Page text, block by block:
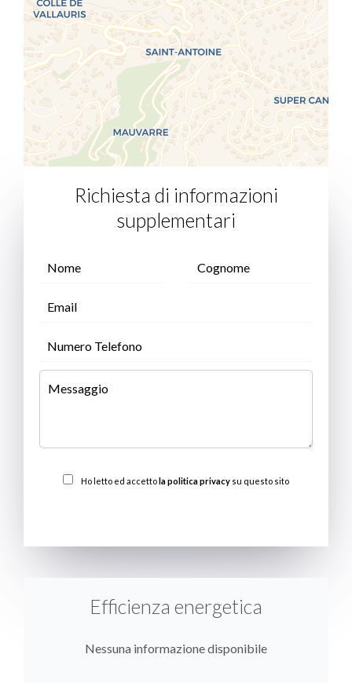
Richiesta di informazioni
supplementari
Ho letto ed accettola politica privacy su questo sito
Efficienza energetica
Nessuna informazione disponibile